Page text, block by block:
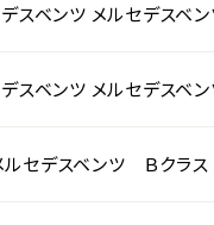
スベンツ メルセデスベ
スベンツ メルセデスベ
ルセデスベンツ Ｂクラス